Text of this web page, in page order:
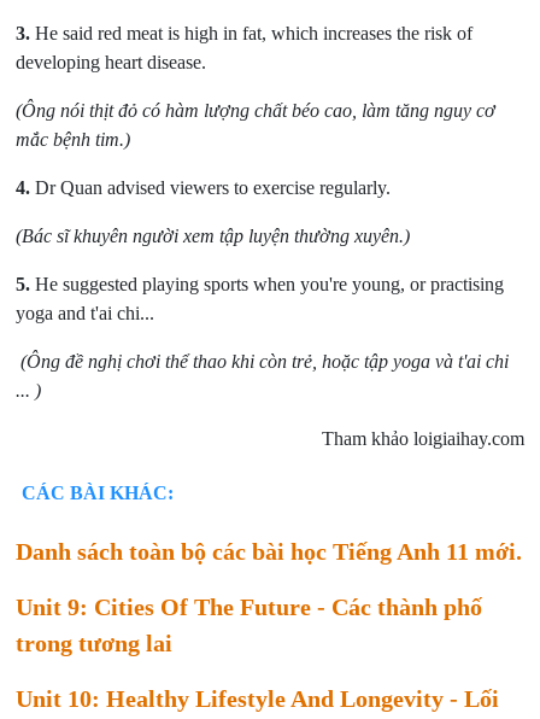
3. He said red meat is high in fat, which increases the risk of
developing heart disease.
(Ông nói thịt đỏ có hàm lượng chất béo cao, làm tăng nguy cơ
mắc bệnh tim.)
4. Dr Quan advised viewers to exercise regularly.
(Bác sĩ khuyên người xem tập luyện thường xuyên.)
5. He suggested playing sports when you're young, or practising
yoga and t'ai chi...
(Ông đề nghị chơi thể thao khi còn trẻ, hoặc tập yoga và t'ai chi
... )
Tham khảo loigiaihay.com
CÁC BÀI KHÁC:
Danh sách toàn bộ các bài học Tiếng Anh 11 mới.
Unit 9: Cities Of The Future - Các thành phố
trong tương lai
Unit 10: Healthy Lifestyle And Longevity - Lối